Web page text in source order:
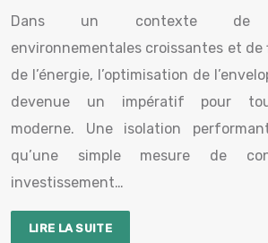
Dans un contexte de
environnementales croissantes et de
de l’énergie, l’optimisation de
devenue un impératif pour
moderne. Une isolation
qu’une simple mesure de
investissement…
LIRE LA SUITE